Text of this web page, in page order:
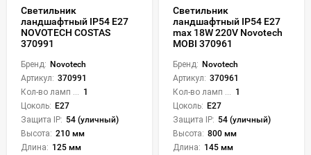
Светильник
ландшафтный IP54 E27
NOVOTECH COSTAS
370991
Бренд: Novotech
Артикул: 370991
1
Цоколь: E27
Защита IP: 54 (уличный)
Высота: 210 мм
Длина: 125 мм
Светильник
ландшафтный IP54 E27
max 18W 220V Novotech
MOBI 370961
Бренд: Novotech
Артикул: 370961
1
Цоколь: E27
Защита IP: 54 (уличный)
Высота: 800 мм
Длина: 145 мм